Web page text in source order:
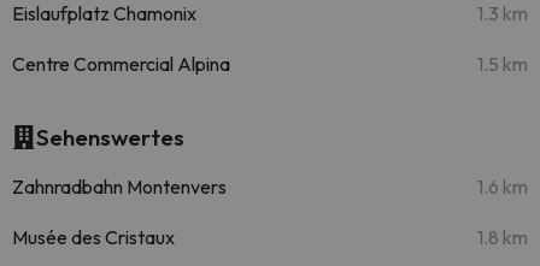
Eislaufplatz Chamonix 1.3 km
Centre Commercial Alpina 1.5 km
Sehenswertes
Zahnradbahn Montenvers 1.6 km
Musée des Cristaux 1.8 km